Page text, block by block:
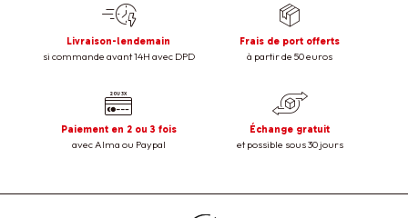
Livraison-lendemain
si commande avant 14H avec DPD
Frais de port offerts
à partir de 50 euros
Paiement en 2 ou 3 fois
avec Alma ou Paypal
Échange gratuit
et possible sous 30 jours